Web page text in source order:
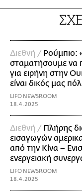
Διεθνή / Ρούμπιο:
σταματήσουμε να
για ειρήνη στην
είναι δικός μας
LIFO NEWSROOM
18.4.2025
Διεθνή / Πλήρης
εισαγωγών
από την Κίνα –
ενεργειακή
LIFO NEWSROOM
18.4.2025